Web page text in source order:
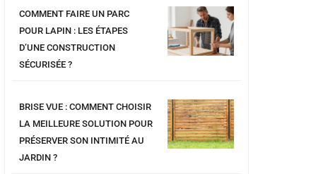
COMMENT FAIRE UN PARC
POUR LAPIN : LES ÉTAPES
D’UNE CONSTRUCTION
SÉCURISÉE ?
BRISE VUE : COMMENT CHOISIR
LA MEILLEURE SOLUTION POUR
PRÉSERVER SON INTIMITÉ AU
JARDIN ?